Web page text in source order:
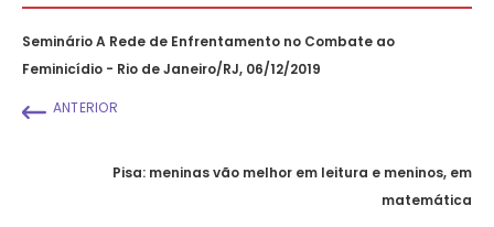
Seminário A Rede de Enfrentamento no Combate ao
Feminicídio - Rio de Janeiro/RJ, 06/12/2019
ANTERIOR
Pisa: meninas vão melhor em leitura e meninos, em
matemática